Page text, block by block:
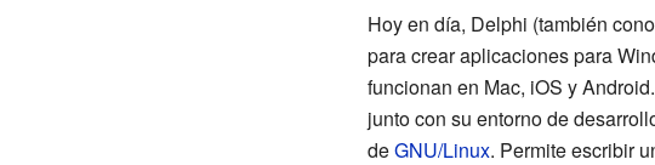
Hoy en día, Delphi (también
para crear aplicaciones para
funcionan en Mac, iOS y
junto con su entorno de
deGNU/Linux. Permite escribir